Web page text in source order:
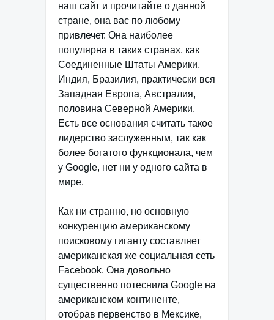
наш сайт и прочитайте о данной
стране, она вас по любому
привлечет. Она наиболее
популярна в таких странах, как
Соединенные Штаты Америки,
Индия, Бразилия, практически вся
Западная Европа, Австралия,
половина Северной Америки.
Есть все основания считать такое
лидерство заслуженным, так как
более богатого функционала, чем
у Google, нет ни у одного сайта в
мире.
Как ни странно, но основную
конкуренцию американскому
поисковому гиганту составляет
американская же социальная сеть
Facebook. Она довольно
существенно потеснила Google на
американском континенте,
отобрав первенство в Мексике,